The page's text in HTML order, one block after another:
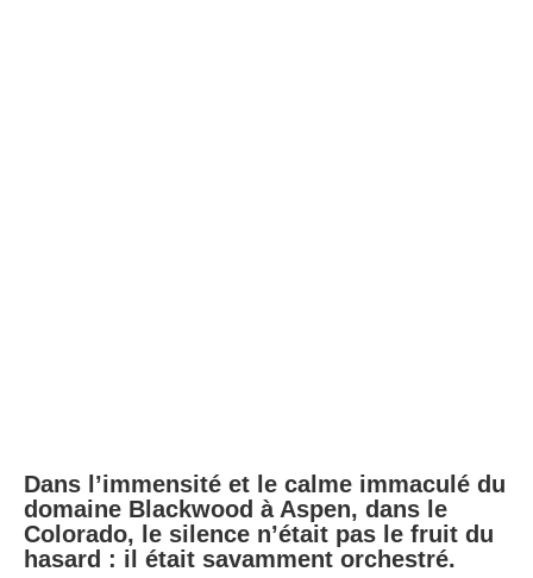
Dans l’immensité et le calme immaculé du
domaine Blackwood à Aspen, dans le
Colorado, le silence n’était pas le fruit du
hasard : il était savamment orchestré.